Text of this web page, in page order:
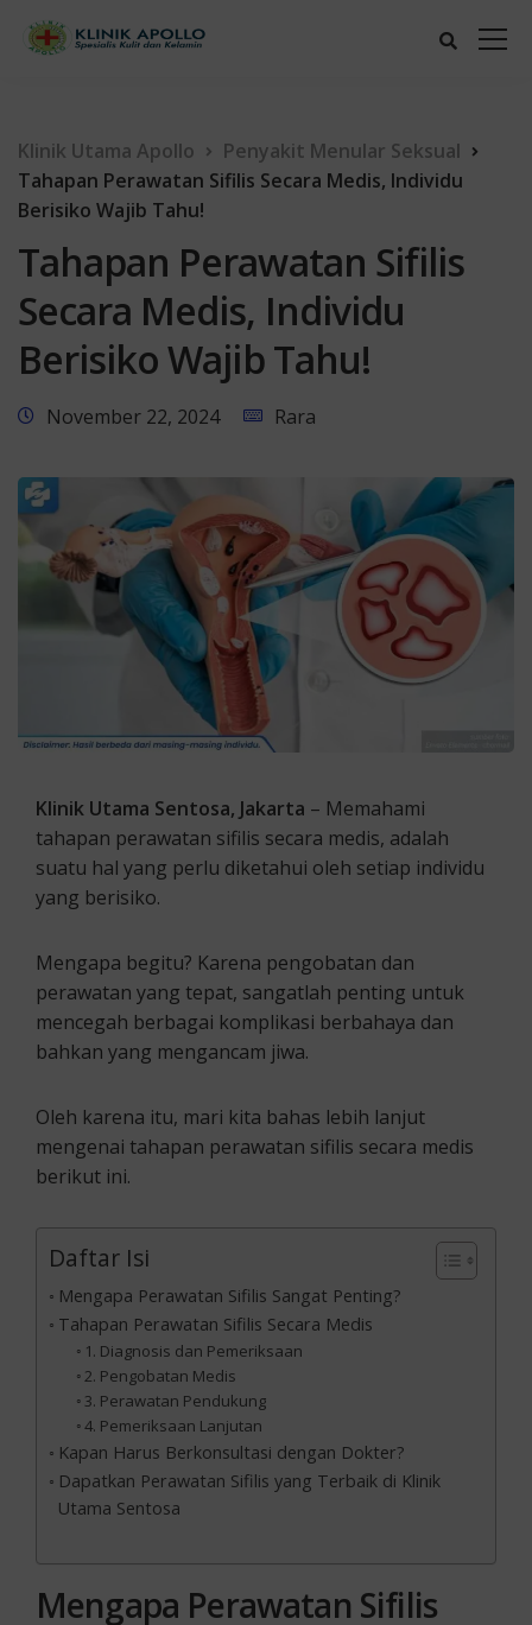
Klinik Utama Apollo
Penyakit Menular Seksual
Tahapan Perawatan Sifilis Secara Medis, Individu
Berisiko Wajib Tahu!
Tahapan Perawatan Sifilis
Secara Medis, Individu
Berisiko Wajib Tahu!
November 22, 2024 Rara
Klinik Utama Sentosa, Jakarta – Memahami
tahapan perawatan sifilis secara medis, adalah
suatu hal yang perlu diketahui oleh setiap individu
yang berisiko.
Mengapa begitu? Karena pengobatan dan
perawatan yang tepat, sangatlah penting untuk
mencegah berbagai komplikasi berbahaya dan
bahkan yang mengancam jiwa.
Oleh karena itu, mari kita bahas lebih lanjut
mengenai tahapan perawatan sifilis secara medis
berikut ini.
Daftar Isi
Mengapa Perawatan Sifilis Sangat Penting?
Tahapan Perawatan Sifilis Secara Medis
1. Diagnosis dan Pemeriksaan
2. Pengobatan Medis
3. Perawatan Pendukung
4. Pemeriksaan Lanjutan
Kapan Harus Berkonsultasi dengan Dokter?
Dapatkan Perawatan Sifilis yang Terbaik di Klinik
Utama Sentosa
Mengapa Perawatan Sifilis